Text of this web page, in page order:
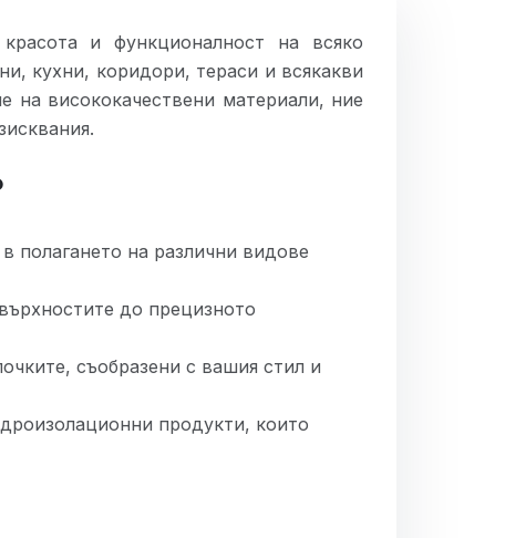
и функционалност на всяко
кухни, коридори, тераси и всякакви
на висококачествени материали, ние
полагането на различни видове
до прецизното
съобразени с вашия стил и
продукти, които